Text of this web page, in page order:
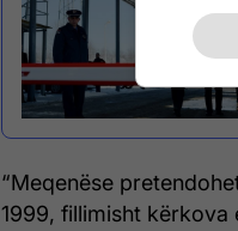
“Meqenëse
1999, fillimisht kërkova